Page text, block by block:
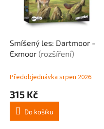
Smíšený les: Dartmoor -
Exmoor (rozšíření)
Předobjednávka srpen 2026
315 Kč
Do košíku